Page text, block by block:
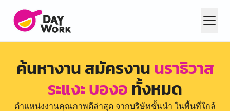
ค้นหางาน สมัครงานนราธิวาส
ระแงะ บองอทั้งหมด
ตำแหน่งงานคุณภาพดีล่าสุด จากบริษัทชั้นนำ ในพื้นที่ใกล้